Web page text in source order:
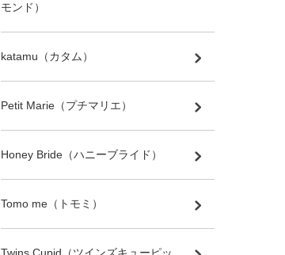
モンド）
katamu（カタム）
Petit Marie（プチマリエ）
Honey Bride（ハニーブライド）
Tomo me（トモミ）